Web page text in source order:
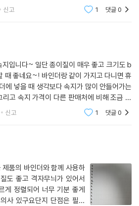
배송이라 책이랑 같이 주문할 수 있어 좋습
신고 1 댓글0
입니다~ 일단 종이질이 매우 좋고 크기도 b
때 좋네요~! 바인더랑 같이 가지고 다니면 휴
에 넣을 때 생각보다 속지가 많이 안들어가는
고 속지 가격이 다른 판매처에 비해 조금 더
른 책이랑 같이 사느라 여기서 구매하긴 했는
신고 1 댓글0
품의 바인더와 함께 사용하
도 좋고 격자무늬가 있어서
게 정렬되어 너무 기분 좋게
사 있구요단지 단점은 필요